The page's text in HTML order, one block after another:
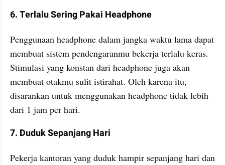
6. Terlalu Sering Pakai Headphone
Penggunaan headphone dalam jangka waktu lama dapat
membuat sistem pendengaranmu bekerja terlalu keras.
Stimulasi yang konstan dari headphone juga akan
membuat otakmu sulit istirahat. Oleh karena itu,
disarankan untuk menggunakan headphone tidak lebih
dari 1 jam per hari.
7. Duduk Sepanjang Hari
Pekerja kantoran yang duduk hampir sepanjang hari dan